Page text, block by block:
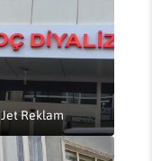
Jet Reklam